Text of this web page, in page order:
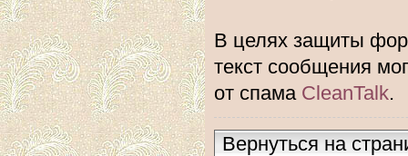
В целях защиты
текст сообщения
от спама CleanTalk.
Вернуться на